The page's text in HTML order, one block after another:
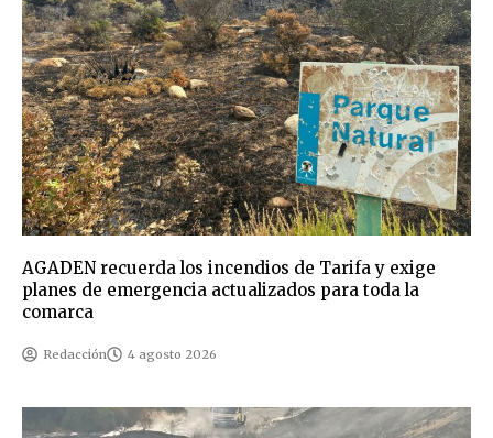
AGADEN recuerda los incendios de Tarifa y exige
planes de emergencia actualizados para toda la
comarca
Redacción 4 agosto 2026